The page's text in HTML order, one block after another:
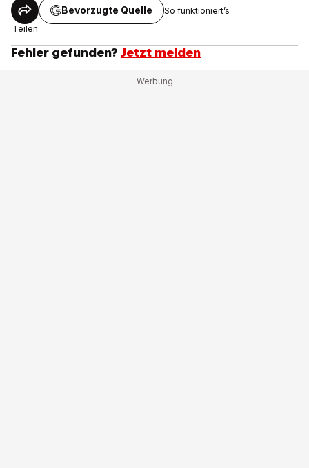
Teilen
Bevorzugte Quelle So funktioniert’s
Fehler gefunden? Jetzt melden